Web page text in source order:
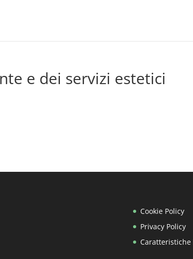
e dei servizi estetici
Cookie Policy
Privacy Policy
Caratteristiche